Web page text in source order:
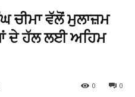
ਚੀਮਾ ਵੱਲੋਂ ਮੁਲਾਜ਼ਮ
ਦੇ ਹੱਲ ਲਈ ਅਹਿਮ
0
0